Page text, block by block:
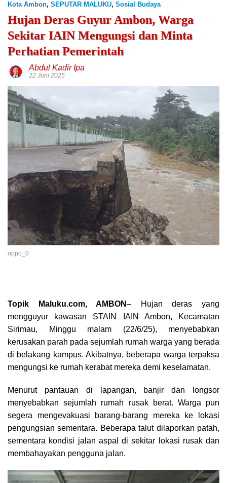
Kota Ambon, SEPUTAR MALUKU, Sosial Budaya
Hujan Deras Guyur Ambon, Warga
Sekitar IAIN Mengungsi dan Minta
Perhatian Pemerintah
Abdul Kadir Ipa
22 Juni 2025
oppo_0
Topik Maluku.com, AMBON– Hujan deras yang
mengguyur kawasan STAIN IAIN Ambon, Kecamatan
Sirimau, Minggu malam (22/6/25), menyebabkan
kerusakan parah pada sejumlah rumah warga yang berada
di belakang kampus. Akibatnya, beberapa warga terpaksa
mengungsi ke rumah kerabat mereka demi keselamatan.
Menurut pantauan di lapangan, banjir dan longsor
menyebabkan sejumlah rumah rusak berat. Warga pun
segera mengevakuasi barang-barang mereka ke lokasi
pengungsian sementara. Beberapa talut dilaporkan patah,
sementara kondisi jalan aspal di sekitar lokasi rusak dan
membahayakan pengguna jalan.